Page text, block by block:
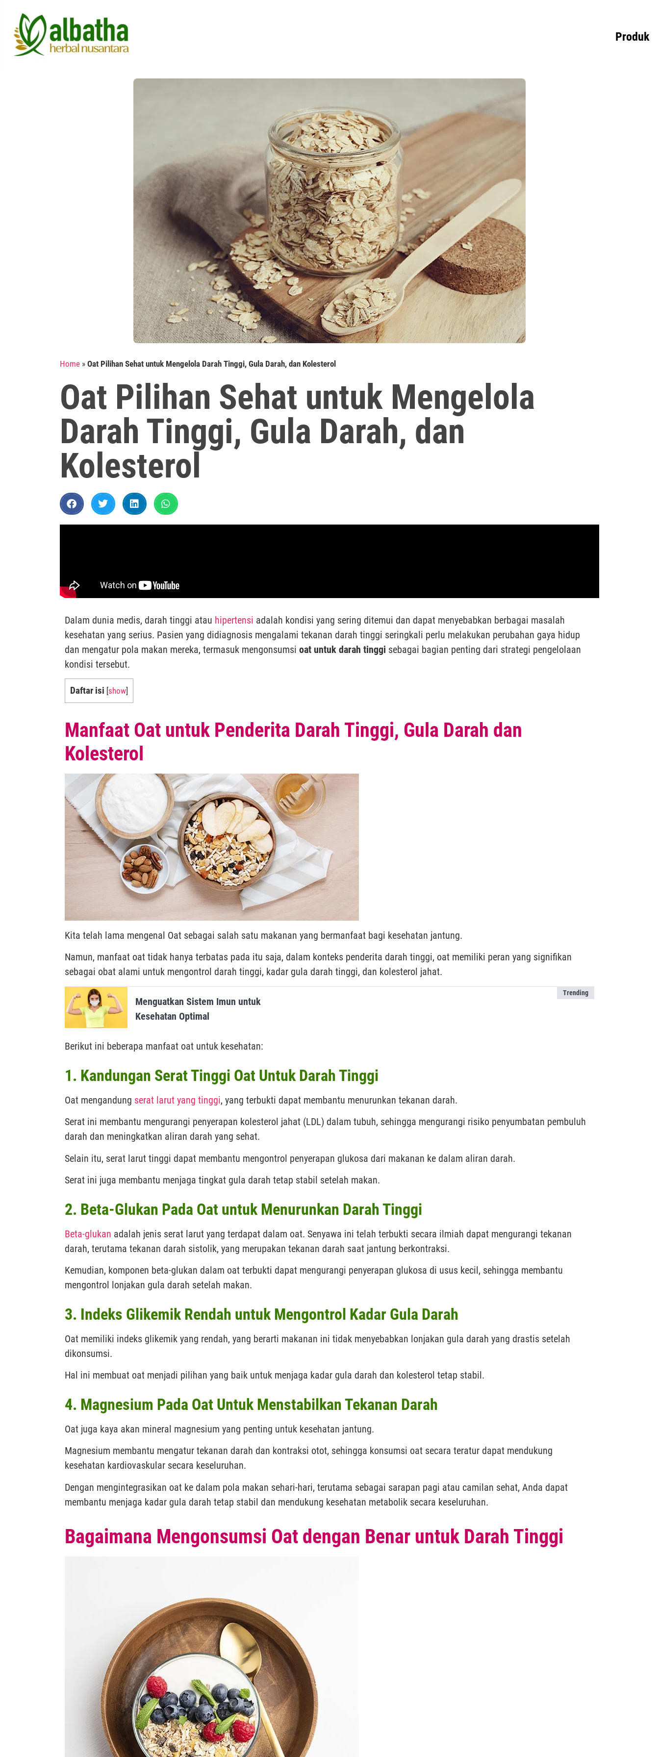
Produk
Home » Oat Pilihan Sehat untuk Mengelola Darah Tinggi, Gula Darah, dan Kolesterol
Oat Pilihan Sehat untuk Mengelola
Darah Tinggi, Gula Darah, dan
Kolesterol
Dalam dunia medis, darah tinggi atau hipertensi adalah kondisi yang sering ditemui dan dapat menyebabkan berbagai masalah
kesehatan yang serius. Pasien yang didiagnosis mengalami tekanan darah tinggi seringkali perlu melakukan perubahan gaya hidup
dan mengatur pola makan mereka, termasuk mengonsumsi oat untuk darah tinggi sebagai bagian penting dari strategi pengelolaan
kondisi tersebut.
Daftar isi [show]
Manfaat Oat untuk Penderita Darah Tinggi, Gula Darah dan
Kolesterol
Kita telah lama mengenal Oat sebagai salah satu makanan yang bermanfaat bagi kesehatan jantung.
Namun, manfaat oat tidak hanya terbatas pada itu saja, dalam konteks penderita darah tinggi, oat memiliki peran yang signifikan
sebagai obat alami untuk mengontrol darah tinggi, kadar gula darah tinggi, dan kolesterol jahat.
Trending
Menguatkan Sistem Imun untuk
Kesehatan Optimal
Berikut ini beberapa manfaat oat untuk kesehatan:
1. Kandungan Serat Tinggi Oat Untuk Darah Tinggi
Oat mengandung serat larut yang tinggi, yang terbukti dapat membantu menurunkan tekanan darah.
Serat ini membantu mengurangi penyerapan kolesterol jahat (LDL) dalam tubuh, sehingga mengurangi risiko penyumbatan pembuluh
darah dan meningkatkan aliran darah yang sehat.
Selain itu, serat larut tinggi dapat membantu mengontrol penyerapan glukosa dari makanan ke dalam aliran darah.
Serat ini juga membantu menjaga tingkat gula darah tetap stabil setelah makan.
2. Beta-Glukan Pada Oat untuk Menurunkan Darah Tinggi
Beta-glukan adalah jenis serat larut yang terdapat dalam oat. Senyawa ini telah terbukti secara ilmiah dapat mengurangi tekanan
darah, terutama tekanan darah sistolik, yang merupakan tekanan darah saat jantung berkontraksi.
Kemudian, komponen beta-glukan dalam oat terbukti dapat mengurangi penyerapan glukosa di usus kecil, sehingga membantu
mengontrol lonjakan gula darah setelah makan.
3. Indeks Glikemik Rendah untuk Mengontrol Kadar Gula Darah
Oat memiliki indeks glikemik yang rendah, yang berarti makanan ini tidak menyebabkan lonjakan gula darah yang drastis setelah
dikonsumsi.
Hal ini membuat oat menjadi pilihan yang baik untuk menjaga kadar gula darah dan kolesterol tetap stabil.
4. Magnesium Pada Oat Untuk Menstabilkan Tekanan Darah
Oat juga kaya akan mineral magnesium yang penting untuk kesehatan jantung.
Magnesium membantu mengatur tekanan darah dan kontraksi otot, sehingga konsumsi oat secara teratur dapat mendukung
kesehatan kardiovaskular secara keseluruhan.
Dengan mengintegrasikan oat ke dalam pola makan sehari-hari, terutama sebagai sarapan pagi atau camilan sehat, Anda dapat
membantu menjaga kadar gula darah tetap stabil dan mendukung kesehatan metabolik secara keseluruhan.
Bagaimana Mengonsumsi Oat dengan Benar untuk Darah Tinggi